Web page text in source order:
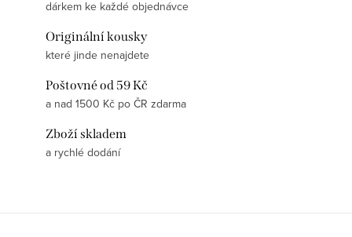
dárkem ke každé objednávce
Originální kousky
které jinde nenajdete
Poštovné od 59 Kč
a nad 1500 Kč po ČR zdarma
Zboží skladem
a rychlé dodání